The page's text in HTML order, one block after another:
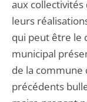
aux
leurs
qui peut être le
municipal
de la commune
précédents